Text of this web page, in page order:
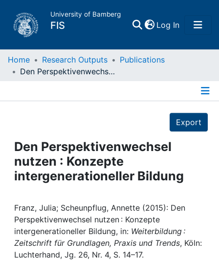
University of Bamberg
FIS Log In(current)
Home
Projects
People
Awards
My FIS
Home Research Outputs
Publications
Den Perspektivenwechsel nutzen : Konzepte intergenerationeller Bildung
Export
Den Perspektivenwechsel
nutzen : Konzepte
intergenerationeller Bildung
Franz, Julia; Scheunpflug, Annette (2015): Den
Perspektivenwechsel nutzen : Konzepte
intergenerationeller Bildung, in: Weiterbildung :
Zeitschrift für Grundlagen, Praxis und Trends, Köln:
Luchterhand, Jg. 26, Nr. 4, S. 14–17.